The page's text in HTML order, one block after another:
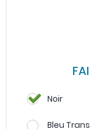
Noir
Bleu